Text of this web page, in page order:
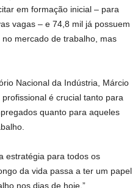
em formação inicial – para
vagas – e 74,8 mil já possuem
mercado de trabalho, mas
Nacional da Indústria, Márcio
é crucial tanto para
quanto para aqueles
estratégia para todos os
da vida passa a ter um papel
nos dias de hoje.”